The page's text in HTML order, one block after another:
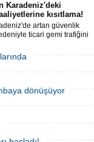
Karadeniz'deki
kısıtlama!
artan güvenlik
ticari gemi trafiğini
güvenliğini tehdit ediyor.
dönüşüyor